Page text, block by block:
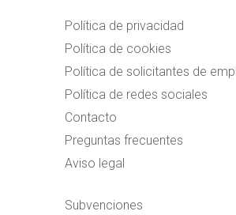
Política de privacidad
Política de cookies
Política de solicitantes de
Política de redes sociales
Contacto
Preguntas frecuentes
Aviso legal
Subvenciones